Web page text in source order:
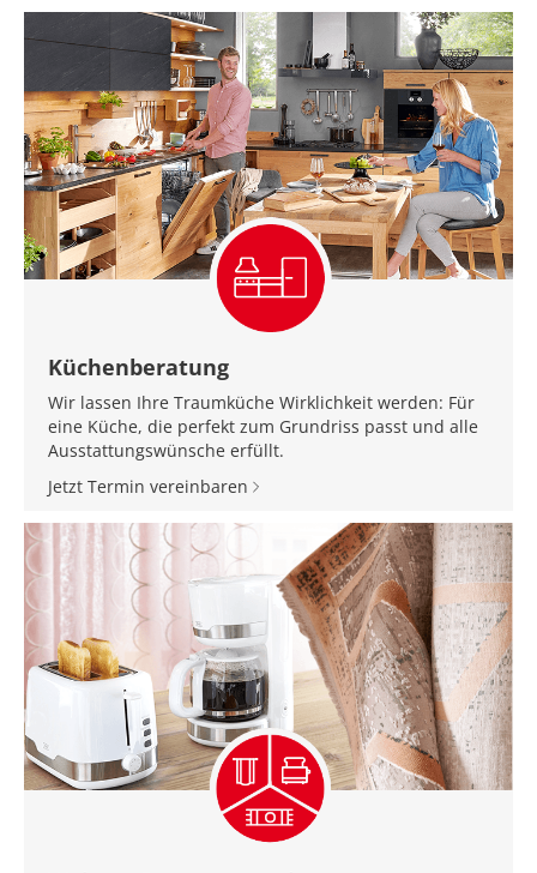
Küchenberatung
Wir lassen Ihre Traumküche Wirklichkeit werden: Für
eine Küche, die perfekt zum Grundriss passt und alle
Ausstattungswünsche erfüllt.
Jetzt Termin vereinbaren